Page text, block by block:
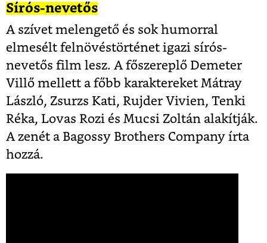
Sírós-nevetős
A szívet melengető és sok humorral
elmesélt felnövéstörténet igazi sírós-
nevetős film lesz. A főszereplő Demeter
Villő mellett a főbb karaktereket Mátray
László, Zsurzs Kati, Rujder Vivien, Tenki
Réka, Lovas Rozi és Mucsi Zoltán alakítják.
A zenét a Bagossy Brothers Company írta
hozzá.